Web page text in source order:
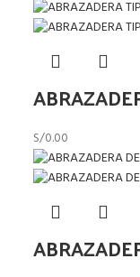
S/0.00